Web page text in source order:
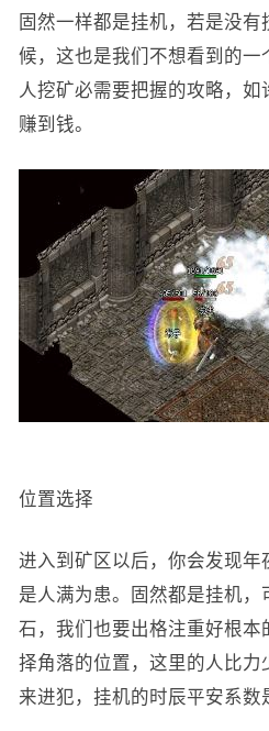
固然一样都是挂机，若是没
候，这也是我们不想看到的一
人挖矿必需要把握的攻略，
赚到钱。
位置选择
进入到矿区以后，你会发现年
是人满为患。固然都是挂机
石，我们也要出格注重好根本
择角落的位置，这里的人比力
来进犯，挂机的时辰平安系数